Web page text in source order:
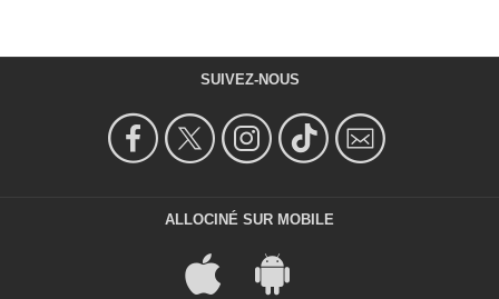
SUIVEZ-NOUS
ALLOCINÉ SUR MOBILE